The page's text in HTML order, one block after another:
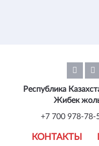
КОНТАКТЫ
Республика
Жибек
+7 700 978-78-